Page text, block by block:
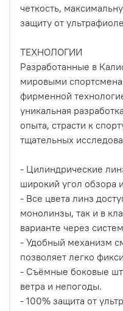
четкость,
защиту от
ТЕХНОЛОГИИ
Разработанные в
мировыми
фирменной
уникальная
опыта, страсти к
тщательных
- Цилиндрические
широкий угол обзора
- Все цвета линз
монолинзы, так и в
варианте через
- Удобный механизм
позволяет легко
- Съёмные боковые
ветра и непогоды.
- 100% защита от